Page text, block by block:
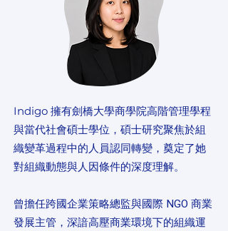
Indigo 擁有劍橋大學商學院高階管理學程
與當代社會碩士學位，碩士研究聚焦於組
織變革過程中的人員認同轉變，奠定了她
對組織動態與人因條件的深度理解。
曾擔任跨國企業策略總監與國際 NGO 商業
發展主管，深諳高壓商業環境下的組織運